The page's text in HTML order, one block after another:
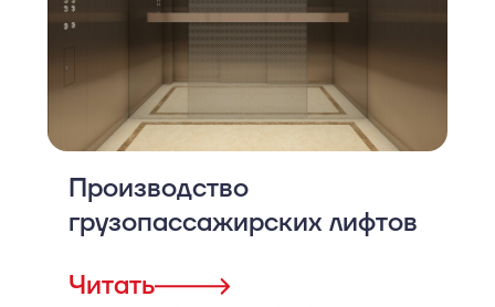
Производство
грузопассажирских лифтов
Читать